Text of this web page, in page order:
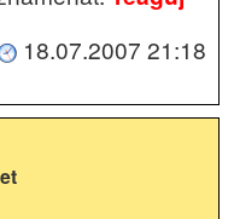
18.07.2007 21:18